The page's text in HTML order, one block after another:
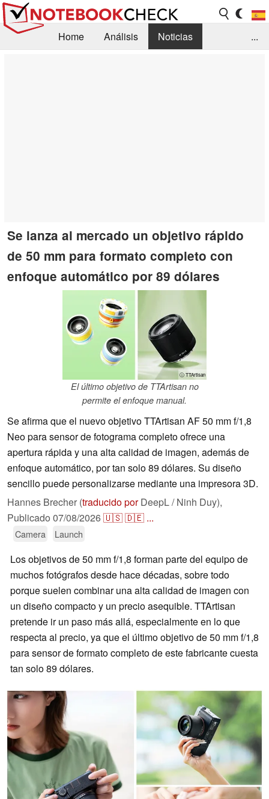
Home Análisis
Noticias
...
Se lanza al mercado un objetivo rápido
de 50 mm para formato completo con
enfoque automático por 89 dólares
ⓘ TTArtisan
El último objetivo de TTArtisan no
permite el enfoque manual.
Se afirma que el nuevo objetivo TTArtisan AF 50 mm f/1,8
Neo para sensor de fotograma completo ofrece una
apertura rápida y una alta calidad de imagen, además de
enfoque automático, por tan solo 89 dólares. Su diseño
sencillo puede personalizarse mediante una impresora 3D.
Hannes Brecher (traducido porDeepL / Ninh Duy),
Publicado 07/08/2026🇺🇸🇩🇪 ...
Camera Launch
Los objetivos de 50 mm f/1,8 forman parte del equipo de
muchos fotógrafos desde hace décadas, sobre todo
porque suelen combinar una alta calidad de imagen con
un diseño compacto y un precio asequible. TTArtisan
pretende ir un paso más allá, especialmente en lo que
respecta al precio, ya que el último objetivo de 50 mm f/1,8
para sensor de formato completo de este fabricante cuesta
tan solo 89 dólares.